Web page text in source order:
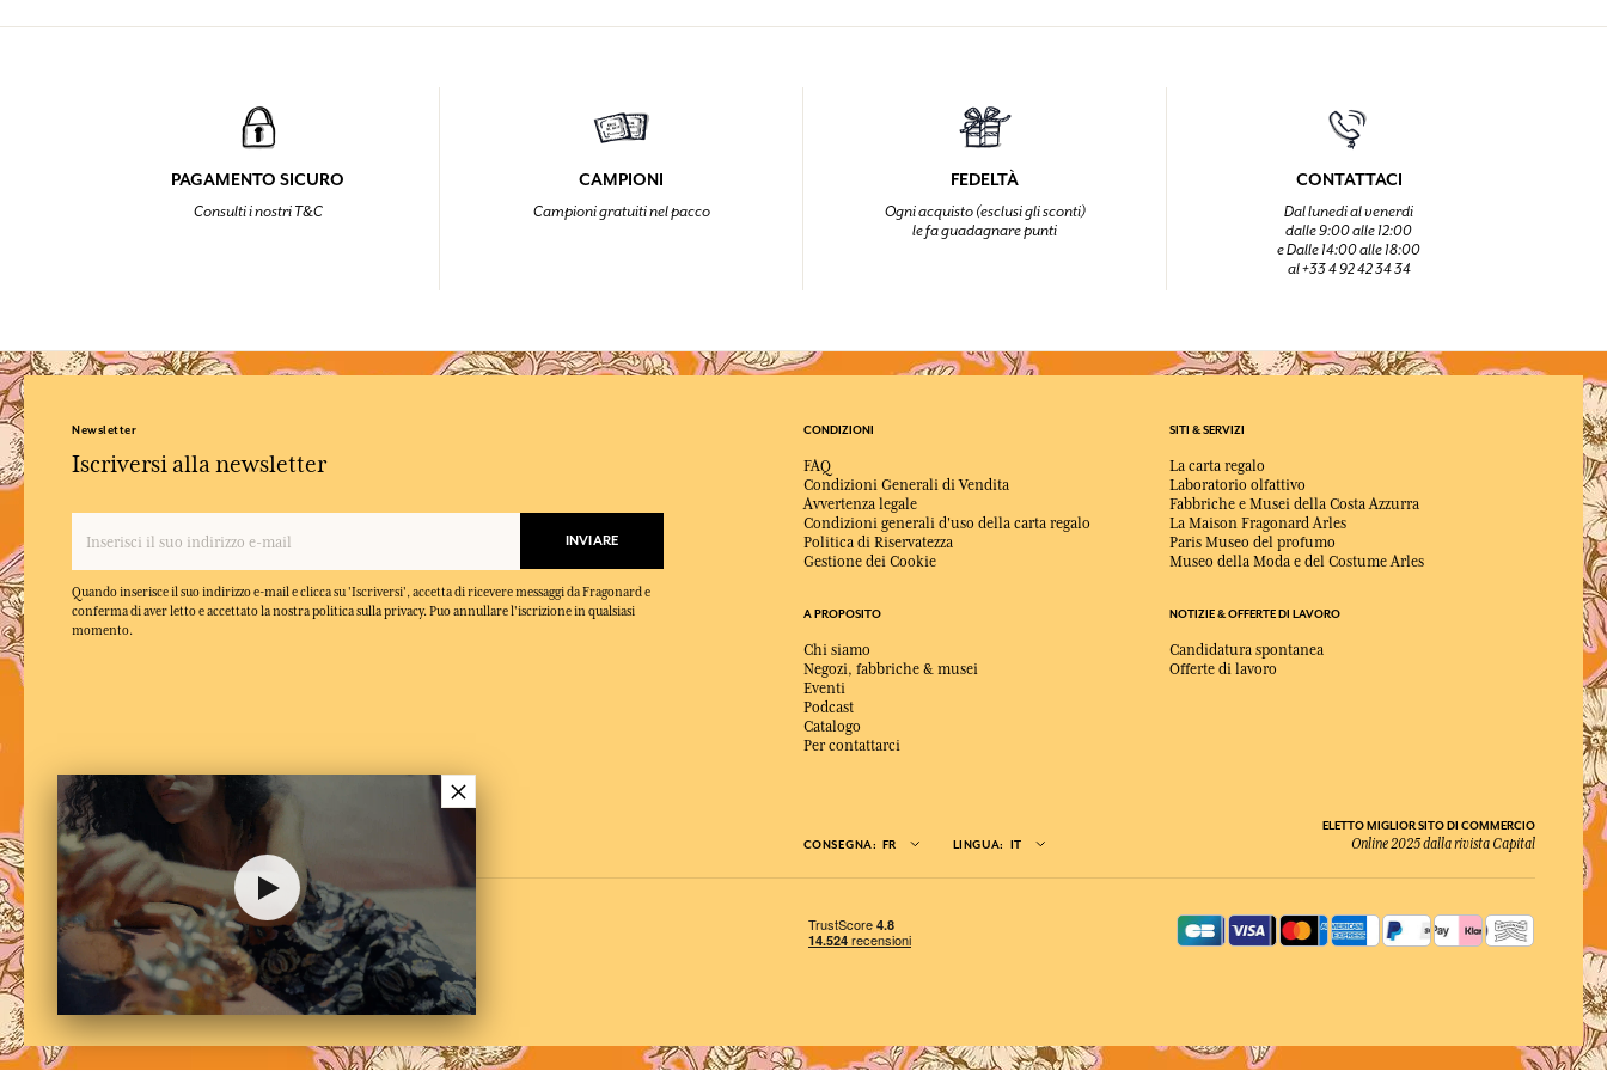
PAGAMENTO SICURO
Consulti i nostri T&C
CAMPIONI
Campioni gratuiti nel pacco
FEDELTÀ
Ogni acquisto (esclusi gli sconti)
le fa guadagnare punti
CONTATTACI
Dal lunedi al venerdi
dalle 9:00 alle 12:00
e Dalle 14:00 alle 18:00
al +33 4 92 42 34 34
Newsletter
Iscriversi alla newsletter
INVIARE
Quando inserisce il suo indirizzo e-mail e clicca su 'Iscriversi', accetta di ricevere messaggi da Fragonard e
conferma di aver letto e accettato la nostra politica sulla privacy. Puo annullare l'iscrizione in qualsiasi
momento.
CONDIZIONI
FAQ
Condizioni Generali di Vendita
Avvertenza legale
Condizioni generali d'uso della carta regalo
Politica di Riservatezza
Gestione dei Cookie
SITI & SERVIZI
La carta regalo
Laboratorio olfattivo
Fabbriche e Musei della Costa Azzurra
La Maison Fragonard Arles
Paris Museo del profumo
Museo della Moda e del Costume Arles
A PROPOSITO
Chi siamo
Negozi, fabbriche & musei
Eventi
Podcast
Catalogo
Per contattarci
NOTIZIE & OFFERTE DI LAVORO
Candidatura spontanea
Offerte di lavoro
CONSEGNA: FR LINGUA: IT
ELETTO MIGLIOR SITO DI COMMERCIO
Online 2025 dalla rivista Capital
×